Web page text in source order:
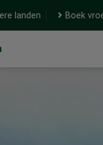
landen Boek